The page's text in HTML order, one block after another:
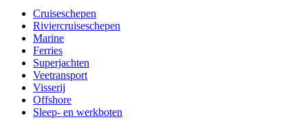
Cruiseschepen
Riviercruiseschepen
Marine
Ferries
Superjachten
Veetransport
Visserij
Offshore
Sleep- en werkboten